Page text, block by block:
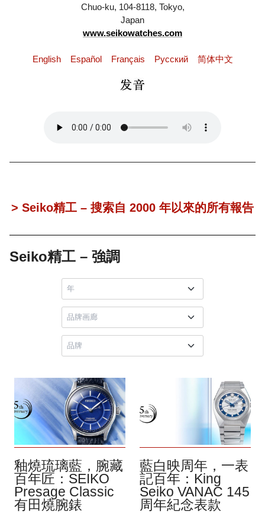
Chuo-ku, 104-8118, Tokyo,
Japan
www.seikowatches.com
English Español Français Pусский 简体中文
> Seiko精工 – 搜索自 2000 年以來的所有報告
Seiko精工 – 強調
釉燒琉璃藍，腕藏
百年匠：SEIKO
Presage Classic
有田燒腕錶
藍白映周年，一表
記百年：King
Seiko VANAC 145
周年紀念表款